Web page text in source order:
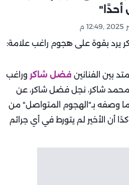
أحدًا"
بين الفنانين فضل شاكر وراغب
محمد شاكر، نجل فضل شاكر، عن
وصفه بـ"الهجوم المتواصل" من
أن الأخير لم يتورط في أي جرائم